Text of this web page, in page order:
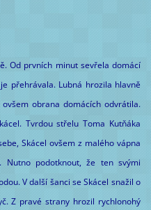
Od prvních minut sevřela domácí
přehrávala. Lubná hrozila hlavně
obrana domácích odvrátila.
Tvrdou střelu Toma Kutňáka
Skácel ovšem z malého vápna
Nutno podotknout, že ten svými
V další šanci se Skácel snažil o
Z pravé strany hrozil rychlonohý